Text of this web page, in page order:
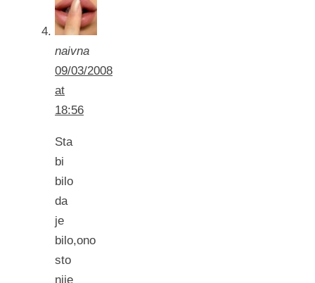
naivna
09/03/2008
at
18:56
Sta
bi
bilo
da
je
bilo,ono
sto
nije